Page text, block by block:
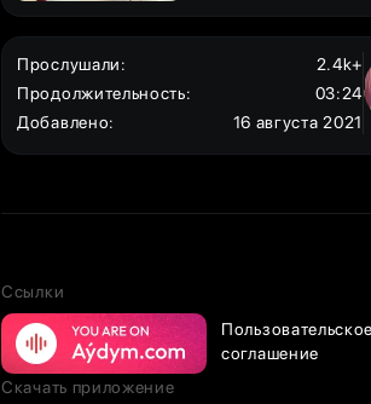
Прослушали:
2.4k+
Продолжительность:
03:24
Добавлено: 16 августа 2021
Ссылки
Пользовательское
соглашение
Скачать приложение